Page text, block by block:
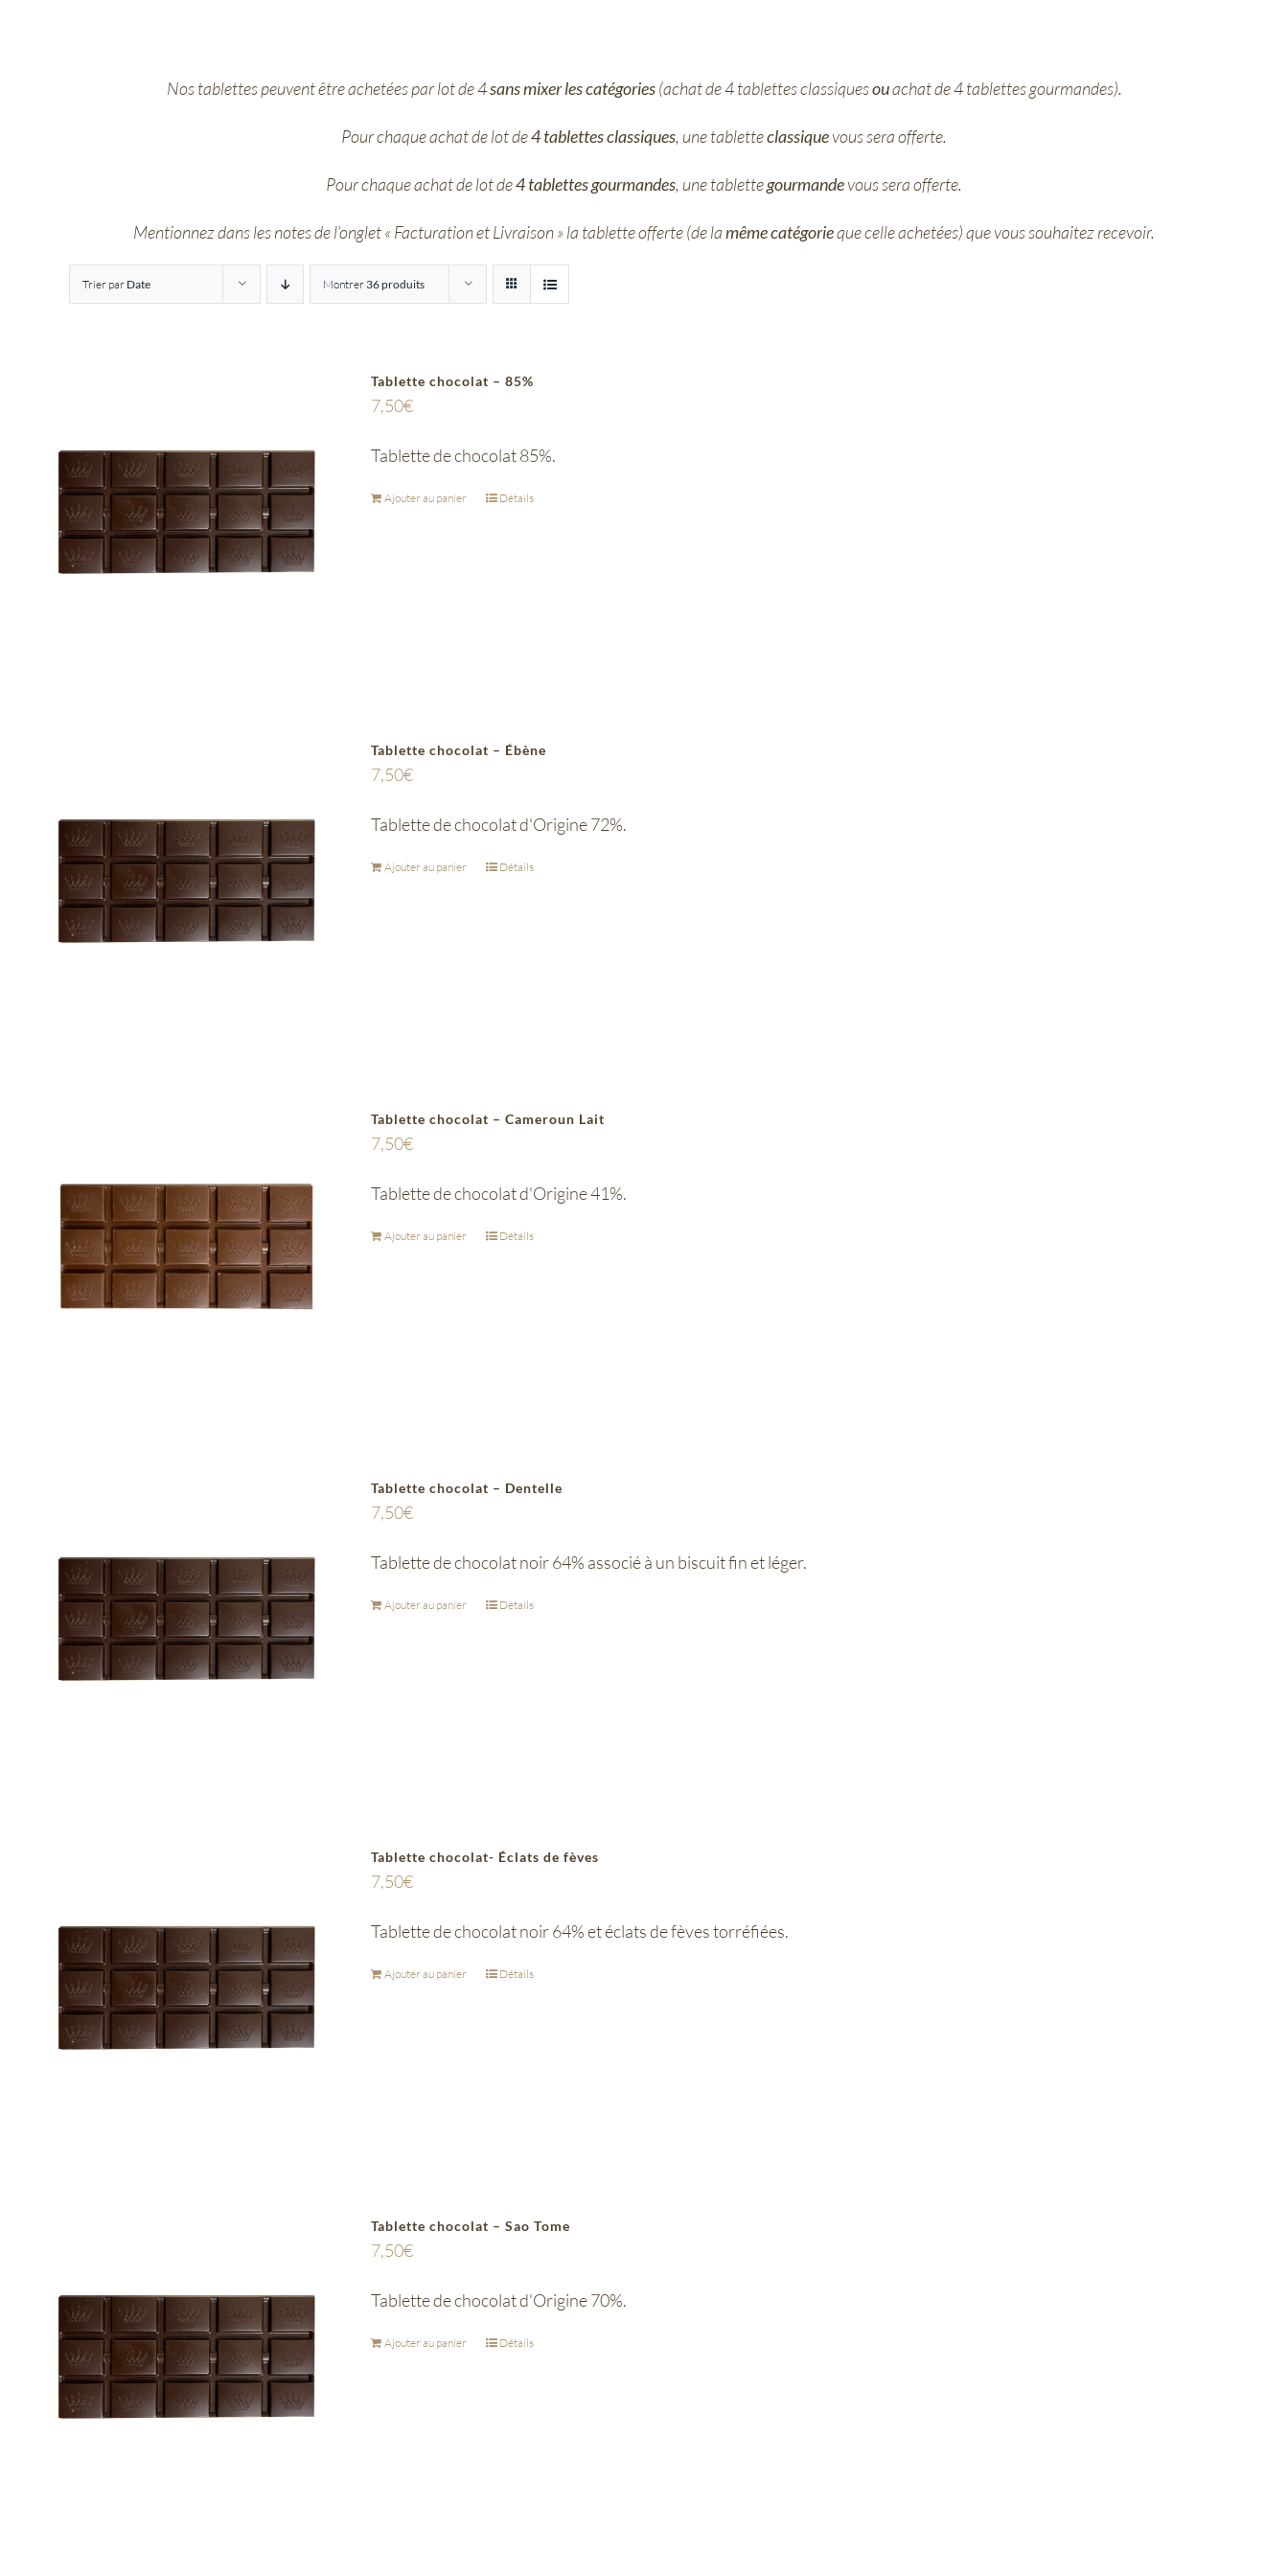
Nos tablettes peuvent être achetées par lot de 4sans mixer les catégories(achat de 4 tablettes classiquesouachat de 4 tablettes gourmandes).
Pour chaque achat de lot de4 tablettes classiques, une tabletteclassiquevous sera offerte.
Pour chaque achat de lot de4 tablettes gourmandes, une tablettegourmandevous sera offerte.
Mentionnez dans les notes de l’onglet « Facturation et Livraison » la tablette offerte (de lamême catégorieque celle achetées) que vous souhaitez recevoir.
Trier par Date Montrer 36 produits
Tablette chocolat – 85%
7,50€
Tablette de chocolat 85%.
Ajouter au panier Détails
Tablette chocolat – Ébène
7,50€
Tablette de chocolat d'Origine 72%.
Ajouter au panier Détails
Tablette chocolat – Cameroun Lait
7,50€
Tablette de chocolat d'Origine 41%.
Ajouter au panier Détails
Tablette chocolat – Dentelle
7,50€
Tablette de chocolat noir 64% associé à un biscuit fin et léger.
Ajouter au panier Détails
Tablette chocolat- Éclats de fèves
7,50€
Tablette de chocolat noir 64% et éclats de fèves torréfiées.
Ajouter au panier Détails
Tablette chocolat – Sao Tome
7,50€
Tablette de chocolat d'Origine 70%.
Ajouter au panier Détails